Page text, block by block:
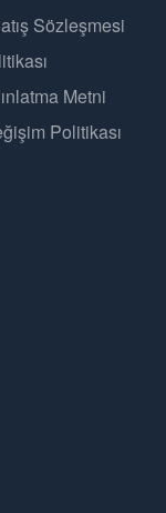
Sözleşmesi
Metni
Politikası